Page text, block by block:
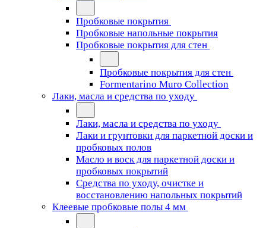
Пробковые покрытия
Пробковые напольные покрытия
Пробковые покрытия для стен
Пробковые покрытия для стен
Formentarino Muro Collection
Лаки, масла и средства по уходу
Лаки, масла и средства по уходу
Лаки и грунтовки для паркетной доски и
пробковых полов
Масло и воск для паркетной доски и
пробковых покрытий
Средства по уходу, очистке и
восстановлению напольных покрытий
Клеевые пробковые полы 4 мм